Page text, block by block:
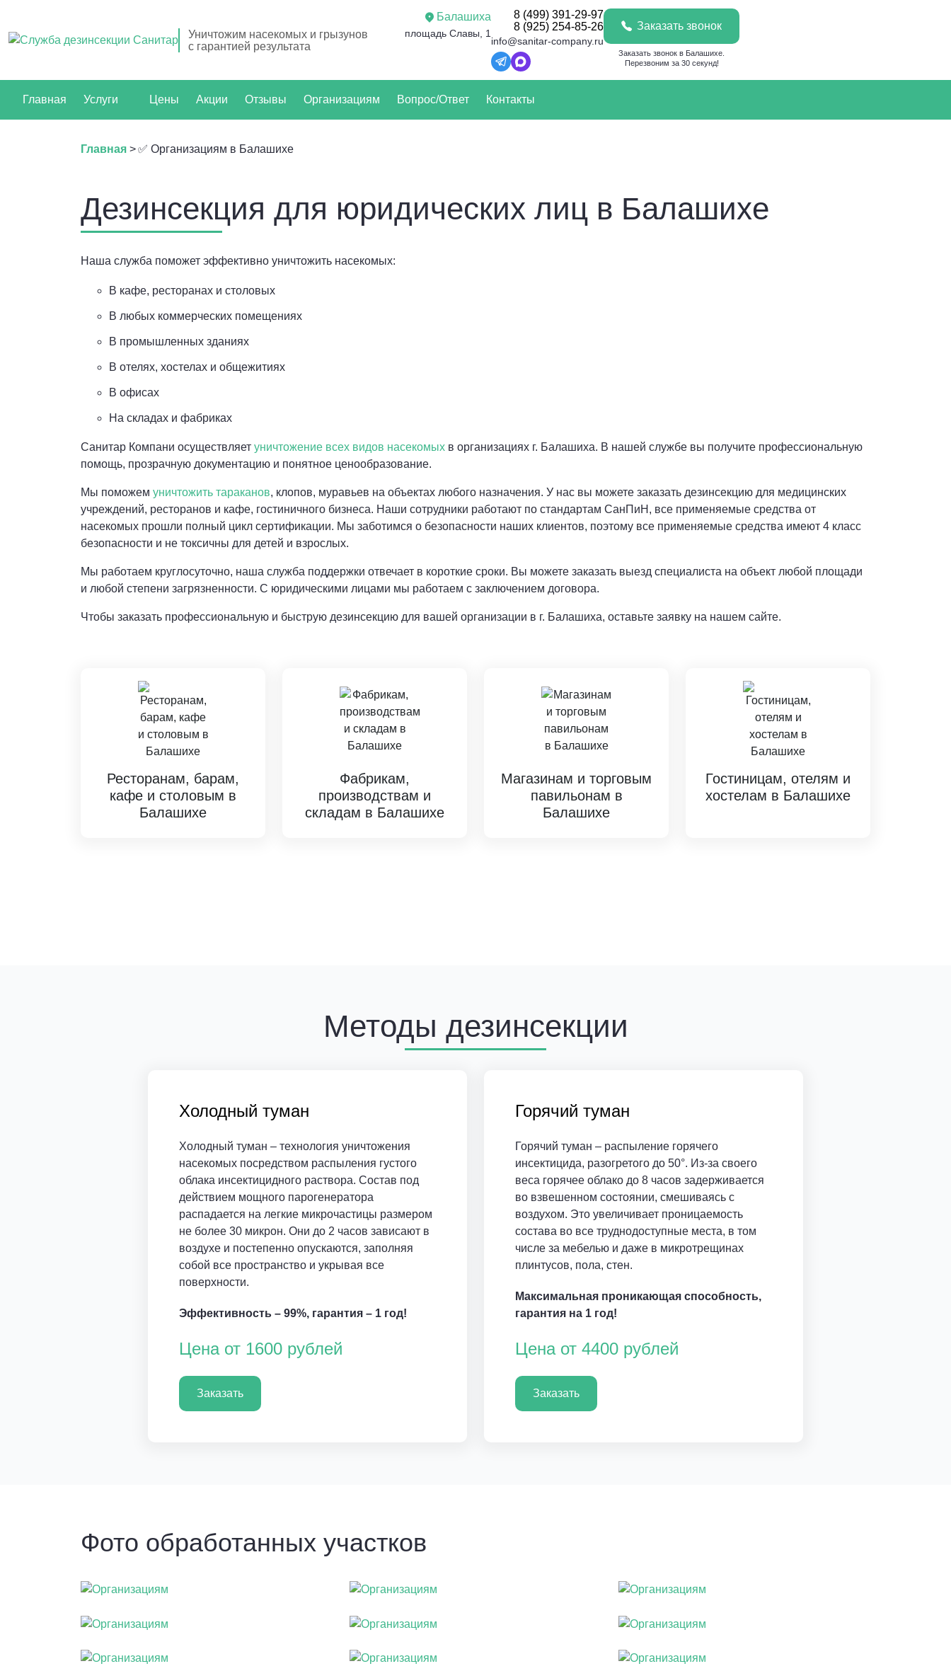
Уничтожим насекомых и грызунов
с гарантией результата
Балашиха
площадь Славы, 1
8 (499) 391-29-97
8 (925) 254-85-26
info@sanitar-company.ru
Заказать звонок
Заказать звонок в Балашихе.
Перезвоним за 30 секунд!
Главная Услуги Цены Акции Отзывы Организациям Вопрос/Ответ Контакты
Главная >✅ Организациям в Балашихе
Дезинсекция для юридических лиц в Балашихе
Наша служба поможет эффективно уничтожить насекомых:
В кафе, ресторанах и столовых
В любых коммерческих помещениях
В промышленных зданиях
В отелях, хостелах и общежитиях
В офисах
На складах и фабриках
Санитар Компани осуществляет уничтожение всех видов насекомых в организациях г. Балашиха. В нашей службе вы получите профессиональную
помощь, прозрачную документацию и понятное ценообразование.
Мы поможем уничтожить тараканов, клопов, муравьев на объектах любого назначения. У нас вы можете заказать дезинсекцию для медицинских
учреждений, ресторанов и кафе, гостиничного бизнеса. Наши сотрудники работают по стандартам СанПиН, все применяемые средства от
насекомых прошли полный цикл сертификации. Мы заботимся о безопасности наших клиентов, поэтому все применяемые средства имеют 4 класс
безопасности и не токсичны для детей и взрослых.
Мы работаем круглосуточно, наша служба поддержки отвечает в короткие сроки. Вы можете заказать выезд специалиста на объект любой площади
и любой степени загрязненности. С юридическими лицами мы работаем с заключением договора.
Чтобы заказать профессиональную и быструю дезинсекцию для вашей организации в г. Балашиха, оставьте заявку на нашем сайте.
Ресторанам, барам,
кафе и столовым в
Балашихе
Фабрикам,
производствам и
складам в Балашихе
Магазинам и торговым
павильонам в
Балашихе
Гостиницам, отелям и
хостелам в Балашихе
Методы дезинсекции
Холодный туман
Холодный туман – технология уничтожения
насекомых посредством распыления густого
облака инсектицидного раствора. Состав под
действием мощного парогенератора
распадается на легкие микрочастицы размером
не более 30 микрон. Они до 2 часов зависают в
воздухе и постепенно опускаются, заполняя
собой все пространство и укрывая все
поверхности.
Эффективность – 99%, гарантия – 1 год!
Цена от 1600 рублей
Заказать
Горячий туман
Горячий туман – распыление горячего
инсектицида, разогретого до 50°. Из-за своего
веса горячее облако до 8 часов задерживается
во взвешенном состоянии, смешиваясь с
воздухом. Это увеличивает проницаемость
состава во все труднодоступные места, в том
числе за мебелью и даже в микротрещинах
плинтусов, пола, стен.
Максимальная проникающая способность,
гарантия на 1 год!
Цена от 4400 рублей
Заказать
Фото обработанных участков